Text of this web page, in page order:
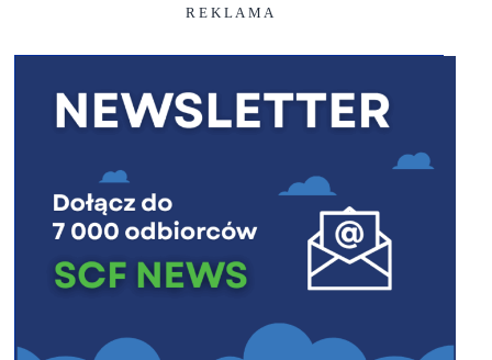
R E K L A M A